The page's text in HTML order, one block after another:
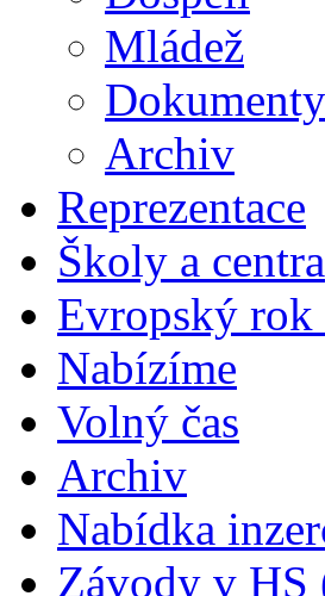
Mládež
Dokumenty
Archiv
Reprezentace
Školy a centra
Evropský
Nabízíme
Volný čas
Archiv
Nabídka
Závody v HS